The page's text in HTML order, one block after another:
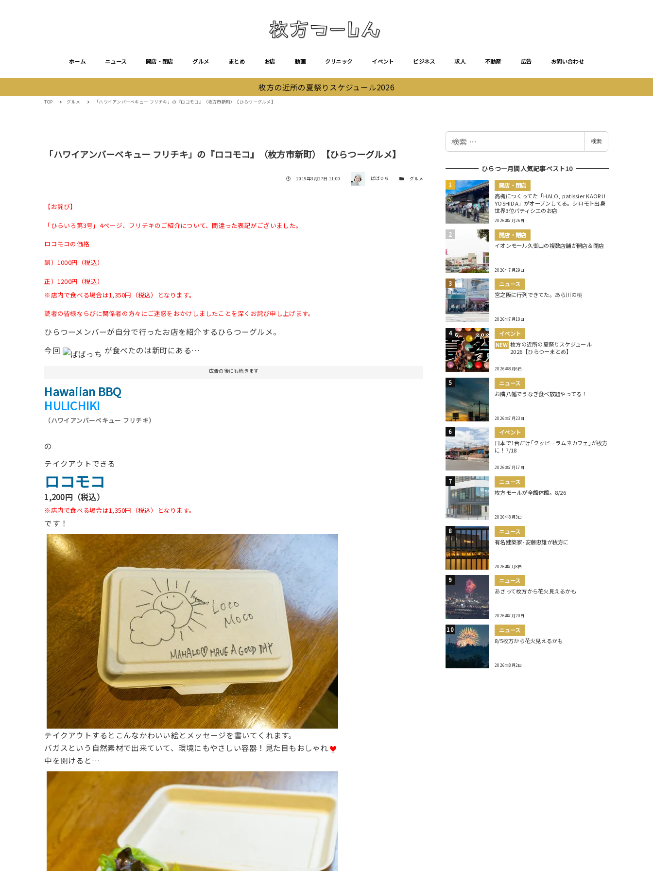
ホーム ニュース 開店・閉店 グルメ まとめ お店 動画 クリニック イベント ビジネス 求人 不動産 広告 お問い合わせ
枚方の近所の夏祭りスケジュール2026
TOP グルメ 「ハワイアンバーベキュー フリチキ」の『ロコモコ』（枚方市新町）【ひらつーグルメ】
「ハワイアンバーベキュー フリチキ」の『ロコモコ』（枚方市新町）【ひらつーグルメ】
投稿日
2019年3月27日 11:00 著者 ばばっち カテゴリー
グルメ
【お詫び】
「ひらいろ第3号」4ページ、フリチキのご紹介について、間違った表記がございました。
ロコモコの価格
誤）1000円（税込）
正）1200円（税込）
※店内で食べる場合は1,350円（税込）となります。
読者の皆様ならびに関係者の方々にご迷惑をおかけしましたことを深くお詫び申し上げます。
ひらつーメンバーが自分で行ったお店を紹介するひらつーグルメ。
今回
が食べたのは新町にある…
広告の後にも続きます
Hawaiian BBQ
HULICHIKI
（ハワイアンバーベキュー フリチキ）
の
テイクアウトできる
ロコモコ
1,200円（税込）
※店内で食べる場合は1,350円（税込）となります。
です！
テイクアウトするとこんなかわいい絵とメッセージを書いてくれます。
バガスという自然素材で出来ていて、環境にもやさしい容器！見た目もおしゃれ
中を開けると…
検
検索
ひらつー月間人気記事ベスト10
開店・閉店
高槻につくってた「HALO, patissier KAORU
YOSHIDA」がオープンしてる。シロモト出身
世界3位パティシエのお店
2026年7月26日
開店・閉店
イオンモール久御山の複数店舗が開店＆閉店
2026年7月29日
ニュース
宮之阪に行列できてた。あら川の桃
2026年7月10日
イベント
NEW 枚方の近所の夏祭りスケジュール
2026【ひらつーまとめ】
2026年8月6日
ニュース
お隣八幡でうなぎ食べ放題やってる！
2026年7月23日
イベント
日本で1台だけ｢クッピーラムネカフェ｣が枚方
に！7/18
2026年7月17日
ニュース
枚方モールが全館休館。8/26
2026年8月3日
ニュース
有名建築家･安藤忠雄が枚方に
2026年7月8日
ニュース
あさって枚方から花火見えるかも
2026年7月20日
ニュース
8/5枚方から花火見えるかも
2026年8月2日